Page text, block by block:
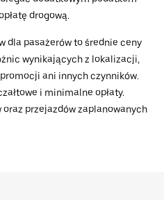
drogową.
dla pasażerów to średnie ceny
wynikających z lokalizacji,
ani innych czynników.
i minimalne opłaty.
przejazdów zaplanowanych